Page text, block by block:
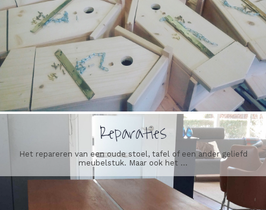
Reparaties
Het repareren van een oude stoel, tafel of een ander geliefd
meubelstuk. Maar ook het ...